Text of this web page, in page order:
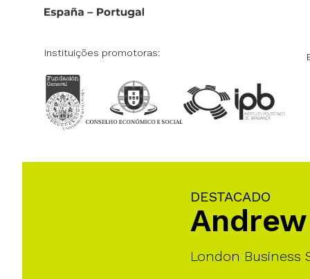
Instituições promotoras:
DESTACADO
London Business